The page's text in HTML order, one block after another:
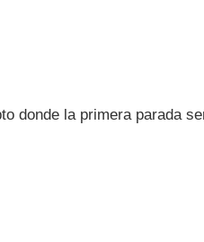
donde la primera parada